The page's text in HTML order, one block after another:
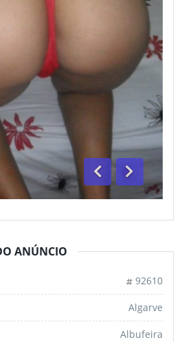
AnteriorSegue
ANÚNCIO
92610
Algarve
Albufeira